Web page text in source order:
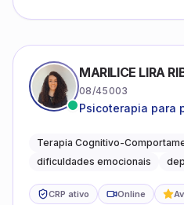
MARILICE LIRA
08/45003
Psicoterapia para
dificuldades do
Terapia Cognitivo-
dificuldades emocionais
CRP ativo Online